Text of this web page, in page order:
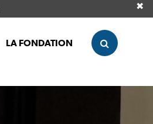
✖
LA FONDATION